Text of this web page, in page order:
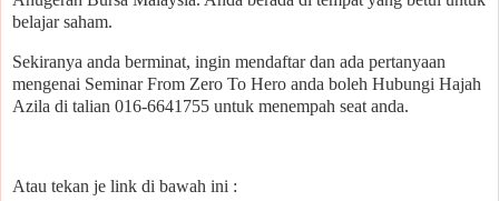
belajar saham.
Sekiranya anda berminat, ingin mendaftar dan ada pertanyaan
mengenai Seminar From Zero To Hero anda boleh Hubungi Hajah
Azila di talian 016-6641755 untuk menempah seat anda.
Atau tekan je link di bawah ini :